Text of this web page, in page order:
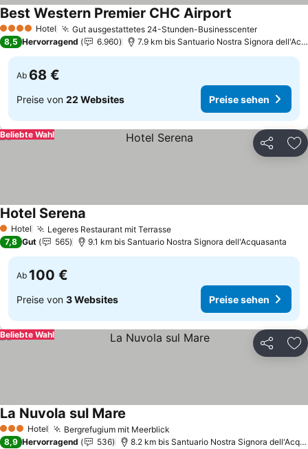
4 Sterne Hotel Gut ausgestattetes 24-Stunden-BusinesscenterPreise
Best Western Premier CHC Airport
8,5 Hervorragend 6.960 7.9 km bis Santuario Nostra Signora
Ab 68 €
Preise von 22 Websites Preise sehen
Teilen
Beliebte Wahl
1 Sterne
Hotel Legeres Restaurant mit TerrassePreise sehen
Hotel Serena
7,8 Gut 565 9.1 km bis Santuario Nostra Signora dell'Acquasanta
Ab 100 €
Preise von 3 Websites Preise sehen
Teilen
Beliebte Wahl
3 SterneHotel Bergrefugium mit Meerblick
La Nuvola sul Mare
8,9 Hervorragend 536 8.2 km bis Santuario Nostra Signora